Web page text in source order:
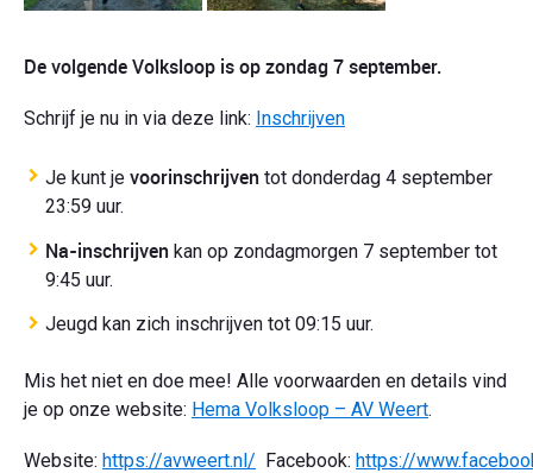
De volgende Volksloop is op zondag 7 september.
Schrijf je nu in via deze link: Inschrijven
Je kunt je voorinschrijven tot donderdag 4 september
23:59 uur.
Na-inschrijven kan op zondagmorgen 7 september tot
9:45 uur.
Jeugd kan zich inschrijven tot 09:15 uur.
Mis het niet en doe mee! Alle voorwaarden en details vind
je op onze website: Hema Volksloop – AV Weert.
Website: https://avweert.nl/ Facebook: https://